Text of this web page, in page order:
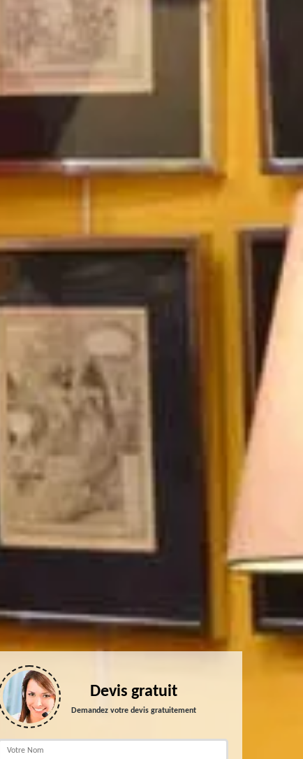
Devis gratuit
Demandez votre devis gratuitement